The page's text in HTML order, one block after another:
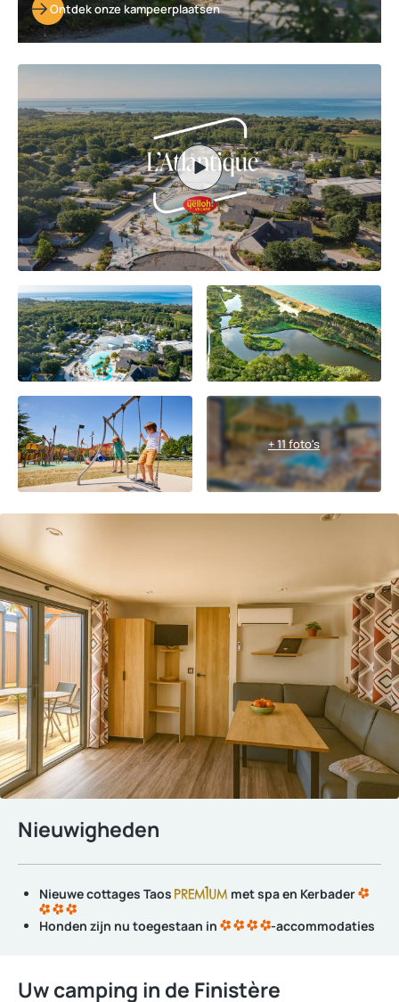
Ontdek onze kampeerplaatsen
+ 11 foto's
Nieuwigheden
Nieuwecottages Taos met spa en Kerbader
Honden zijn nu toegestaan in -accommodaties
Uw camping in de Finistère